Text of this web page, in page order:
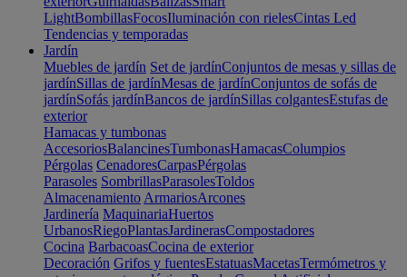
LightBombillasFocosIluminación con rielesCintas Led
Tendencias y temporadas
Jardín
Muebles de jardín Set de jardínConjuntos de mesas y sillas de
jardínSillas de jardínMesas de jardínConjuntos de sofás de
jardínSofás jardínBancos de jardínSillas colgantesEstufas de
exterior
Hamacas y tumbonas
AccesoriosBalancinesTumbonasHamacasColumpios
Pérgolas CenadoresCarpasPérgolas
Parasoles SombrillasParasolesToldos
Almacenamiento ArmariosArcones
Jardinería MaquinariaHuertos
UrbanosRiegoPlantasJardinerasCompostadores
Cocina BarbacoasCocina de exterior
Decoración Grifos y fuentesEstatuasMacetasTermómetros y